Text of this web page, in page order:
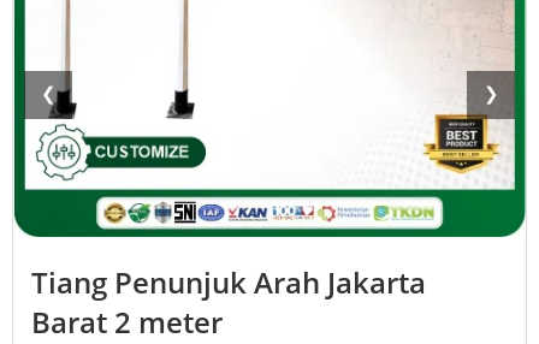
❮ ❯
Tiang Penunjuk Arah Jakarta
Barat 2 meter